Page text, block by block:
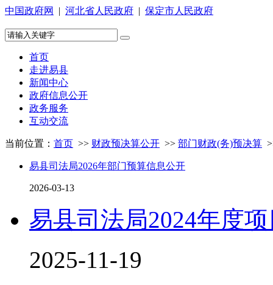
中国政府网 | 河北省人民政府 | 保定市人民政府
首页
走进易县
新闻中心
政府信息公开
政务服务
互动交流
当前位置： 首页 >> 财政预决算公开 >> 部门财政(务)预决算
易县司法局2026年部门预算信息公开
2026-03-13
易县司法局2024年度
2025-11-19